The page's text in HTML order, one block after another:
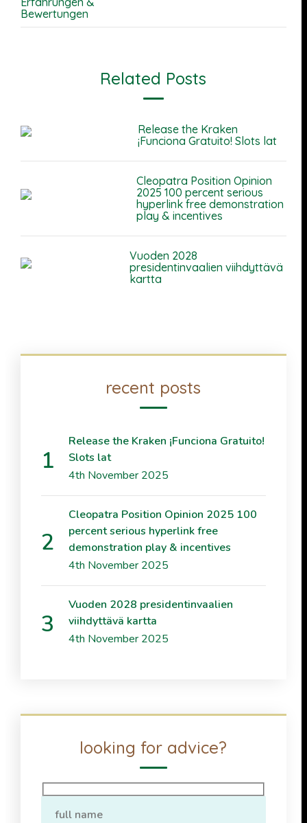
Bewertungen
Related Posts
Release the Kraken
¡Funciona Gratuito! Slots lat
Cleopatra Position Opinion
2025 100 percent serious
hyperlink free demonstration
play & incentives
Vuoden 2028
presidentinvaalien viihdyttävä
kartta
recent posts
Release the Kraken ¡Funciona Gratuito!
Slots lat
4th November 2025
Cleopatra Position Opinion 2025 100
percent serious hyperlink free
demonstration play & incentives
4th November 2025
Vuoden 2028 presidentinvaalien
viihdyttävä kartta
4th November 2025
looking for advice?